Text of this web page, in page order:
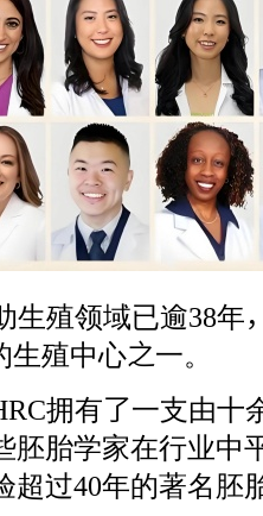
生殖领域已逾38年
殖中心之一。
拥有了一支由十
胚胎学家在行业中
超过40年的著名胚